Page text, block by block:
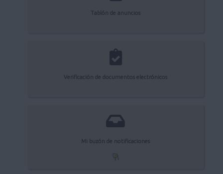
Tablón de anuncios
Verificación de documentos electrónicos
Mi buzón de notificaciones